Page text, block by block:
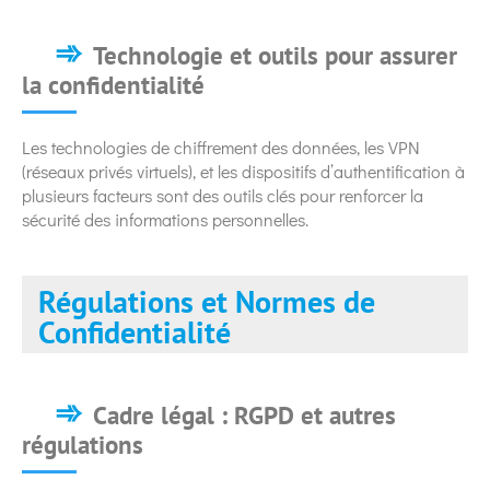
Technologie et outils pour assurer
la confidentialité
Les technologies de chiffrement des données, les VPN
(réseaux privés virtuels), et les dispositifs d’authentification à
plusieurs facteurs sont des outils clés pour renforcer la
sécurité des informations personnelles.
Régulations et Normes de
Confidentialité
Cadre légal : RGPD et autres
régulations